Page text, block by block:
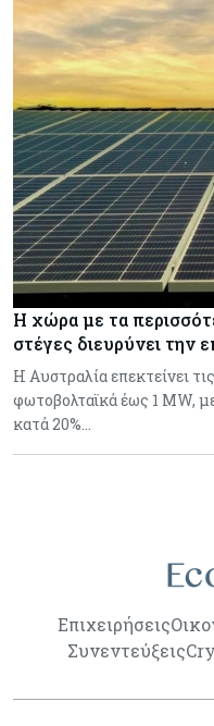
Η χώρα με τα
στέγες διευρύνει την
Η Αυστραλία επεκτείνει
φωτοβολταϊκά έως 1 MW,
κατά 20%…
Επιχειρήσεις
Συνεντεύξεις